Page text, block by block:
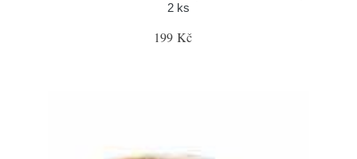
2 ks
199 Kč